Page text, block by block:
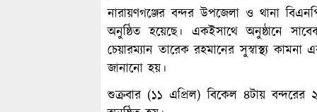
নারায়ণগঞ্জের বন্দর উপজেলা ও থানা
অনুষ্ঠিত হয়েছে। একইসাথে অনুষ্ঠানে
চেয়ারম্যান তারেক রহমানের সুস্বাস্থ্য কামনা
জানানো হয়।
শুক্রবার (১১ এপ্রিল) বিকেল ৪টায়